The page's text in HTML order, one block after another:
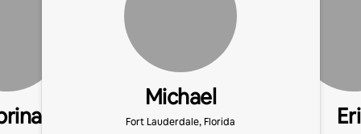
Michael
Fort Lauderdale, Florida